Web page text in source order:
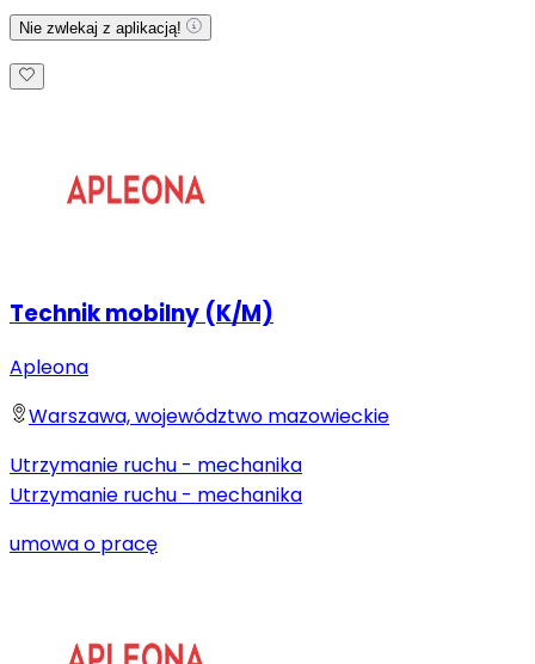
Nie zwlekaj z aplikacją!
Technik mobilny (K/M)
Apleona
Warszawa, województwo mazowieckie
Utrzymanie ruchu - mechanika
Utrzymanie ruchu - mechanika
umowa o pracę